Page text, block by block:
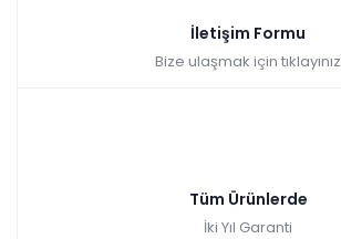
İletişim Formu
Bize ulaşmak için tıklayınız
Tüm Ürünlerde
İki Yıl Garanti